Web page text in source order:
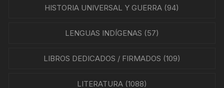
HISTORIA UNIVERSAL Y GUERRA (94)
LENGUAS INDÍGENAS (57)
LIBROS DEDICADOS / FIRMADOS (109)
LITERATURA(1088)